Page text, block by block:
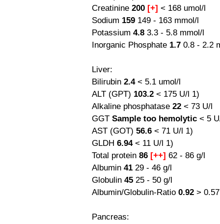
Creatinine 200 [+] < 168 umol/l
Sodium 159 149 - 163 mmol/l
Potassium 4.8 3.3 - 5.8 mmol/l
Inorganic Phosphate 1.7 0.8 - 2.2
Liver:
Bilirubin 2.4< 5.1 umol/l
ALT (GPT) 103.2< 175 U/l 1)
Alkaline phosphatase 22< 73 U/l
GGT Sample too hemolytic< 5
AST (GOT) 56.6< 71 U/l 1)
GLDH 6.94< 11 U/l 1)
Total protein 86 [++] 62 - 86 g/l
Albumin 4129 - 46 g/l
Globulin 4525 - 50 g/l
Albumin/Globulin-Ratio 0.92> 0.57
Pancreas: